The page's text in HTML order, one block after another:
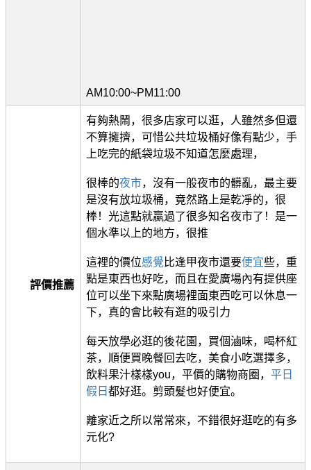
AM10:00~PM11:00
評價推薦
有夠熱鬧，很多店家可以逛，人雖然多但還
不算擁擠，可惜公共垃圾桶好像有點少，手
上吃完的紙袋垃圾不知道怎麼處理，
很棒的夜市，沒有一般夜市的髒亂，最主要
是沒有放垃圾桶，竟然路上是乾凈的，很
棒！光這點就贏過了很多知名夜市了！是一
個水準以上的地方，很推
這裡的價位感覺 比逢甲夜市還要便宜些，重
點是東西也好吃，而且在愛廣場內有提供座
位可以坐下來點廣場裡面東西吃可以休息一
下，真的會比較有逛的吸引力
每天放學必逛的後花園，買個滷味，喝杯紅
茶，順便買晚餐回去吃，美食小吃選擇多，
飲料果汁樣樣you，平價的購物商圈， 平日
假日 都好逛。剪頭髮也好便宜。
離家近之所以常常來，不錯很好逛吃的有多
元化?